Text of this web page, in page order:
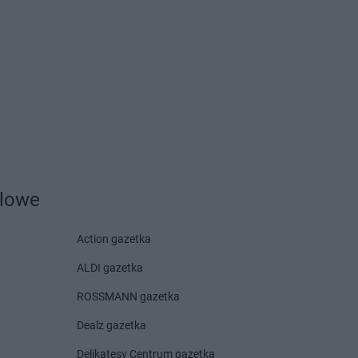
Action gazetka
ALDI gazetka
ROSSMANN gazetka
Dealz gazetka
Delikatesy Centrum gazetka